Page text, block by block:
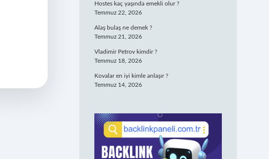
Hostes kaç yaşında emekli olur ?
Temmuz 22, 2026
Alaş bulaş ne demek ?
Temmuz 21, 2026
Vladimir Petrov kimdir ?
Temmuz 18, 2026
Kovalar en iyi kimle anlaşır ?
Temmuz 14, 2026